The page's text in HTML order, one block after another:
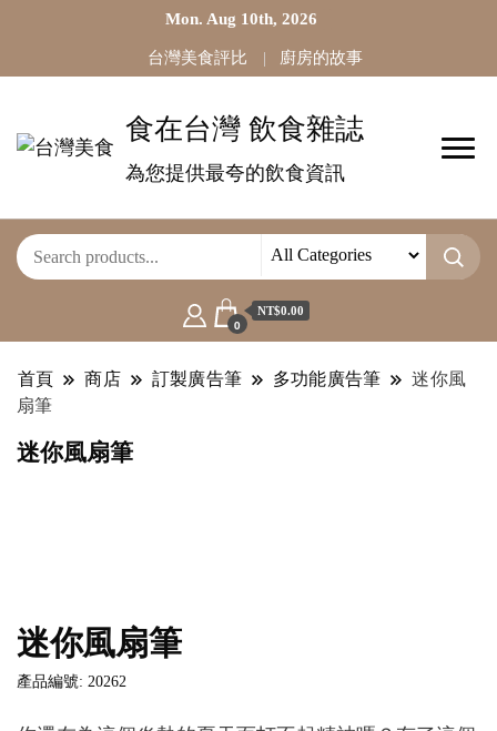
Mon. Aug 10th, 2026
台灣美食評比 廚房的故事
食在台灣 飲食雜誌
為您提供最夸的飲食資訊
0
NT$0.00
首頁 商店 訂製廣告筆 多功能廣告筆
迷你風
扇筆
迷你風扇筆
迷你風扇筆
產品編號: 20262